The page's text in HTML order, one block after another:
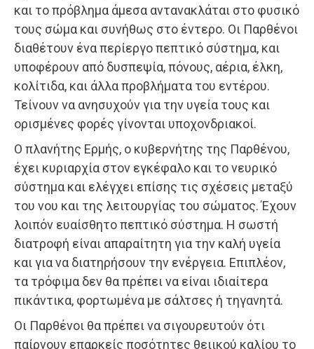
και το πρόβλημα άμεσα αντανακλάται στο φυσικό
τους σώμα και συνήθως στο έντερο. Οι Παρθένοι
διαθέτουν ένα περίεργο πεπτικό σύστημα, και
υποφέρουν από δυσπεψία, πόνους, αέρια, έλκη,
κολίτιδα, και άλλα προβλήματα του εντέρου.
Τείνουν να ανησυχούν για την υγεία τους και
ορισμένες φορές γίνονται υποχονδριακοί.
Ο πλανήτης Ερμής, ο κυβερνήτης της Παρθένου,
έχει κυριαρχία στον εγκέφαλο και το νευρικό
σύστημα και ελέγχει επίσης τις σχέσεις μεταξύ
του νου και της λειτουργίας του σώματος. Έχουν
λοιπόν ευαίσθητο πεπτικό σύστημα. Η σωστή
διατροφή είναι απαραίτητη για την καλή υγεία
και για να διατηρήσουν την ενέργεια. Επιπλέον,
τα τρόφιμα δεν θα πρέπει να είναι ιδιαίτερα
πικάντικα, φορτωμένα με σάλτσες ή τηγανητά.
Οι Παρθένοι θα πρέπει να σιγουρευτούν ότι
παίρνουν επαρκείς ποσότητες θειικού καλίου το